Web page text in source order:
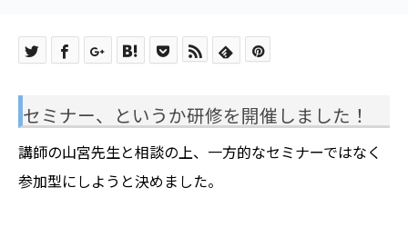
セミナー、というか研修を開催しました！
講師の山宮先生と相談の上、一方的なセミナーではなく
参加型にしようと決めました。